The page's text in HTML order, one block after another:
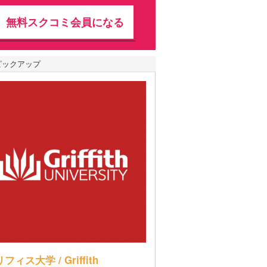
無料スクコミ会員になる
クアップ
フィス大学 / Griffith